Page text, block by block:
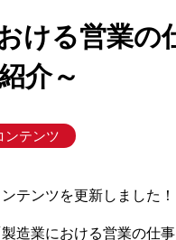
ける営業の
介～
ンテンツ
テンツを更新しました！
造業における営業の仕